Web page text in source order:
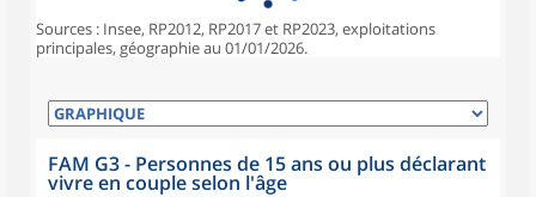
Sources : Insee, RP2012, RP2017 et RP2023, exploitations
principales, géographie au 01/01/2026.
FAM G3 - Personnes de 15 ans ou plus déclarant
vivre en couple selon l'âge